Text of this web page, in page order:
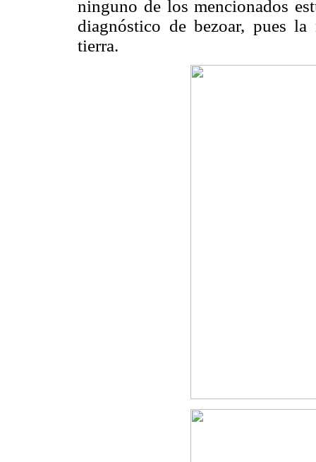
ninguno de los mencionados
diagnóstico de bezoar, pues la
tierra.